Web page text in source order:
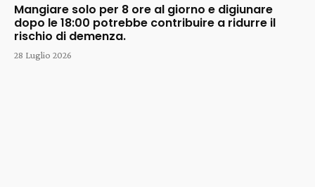
Mangiare solo per 8 ore al giorno e digiunare
dopo le 18:00 potrebbe contribuire a ridurre il
rischio di demenza.
28 Luglio 2026